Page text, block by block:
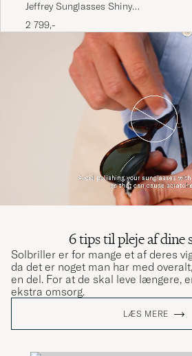
Jeffrey Sunglasses Shiny
Black/Gradient Smoke
2 799,-
6 tips til pleje af dine
Solbriller er for mange et af deres
da det er noget man har med
en del. For at de skal leve længere,
ekstra omsorg.
LÆS MERE